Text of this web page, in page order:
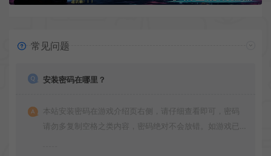
常见问题
安装密码在哪里？
本站安装密码在游戏介绍页右侧，请仔细查看即可，密码
请勿多复制空格之类内容，密码绝对不会放错。如游戏已